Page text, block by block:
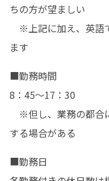
ちの方が望ましい
※上記に加え、英語
ます
■勤務時間
8：45～17：30
※但し、業務の都合
する場合がある
■勤務日